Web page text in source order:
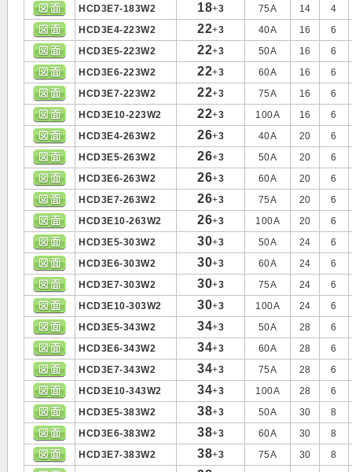
HCD3E7-183W2
18+3 75A 14
4
HCD3E4-223W2
22+3 40A 16
6
HCD3E5-223W2
22+3 50A 16
6
HCD3E6-223W2
22+3 60A 16
6
HCD3E7-223W2
22+3 75A 16
6
HCD3E10-223W2
22+3 100A 16
6
HCD3E4-263W2
26+3 40A 20
6
HCD3E5-263W2
26+3 50A 20
6
HCD3E6-263W2
26+3 60A 20
6
HCD3E7-263W2
26+3 75A 20
6
HCD3E10-263W2
26+3 100A 20
6
HCD3E5-303W2
30+3 50A 24
6
HCD3E6-303W2
30+3 60A 24
6
HCD3E7-303W2
30+3 75A 24
6
HCD3E10-303W2
30+3 100A 24
6
HCD3E5-343W2
34+3 50A 28
6
HCD3E6-343W2
34+3 60A 28
6
HCD3E7-343W2
34+3 75A 28
6
HCD3E10-343W2
34+3 100A 28
6
HCD3E5-383W2
38+3 50A 30
8
HCD3E6-383W2
38+3 60A 30
8
HCD3E7-383W2
38+3 75A 30
8